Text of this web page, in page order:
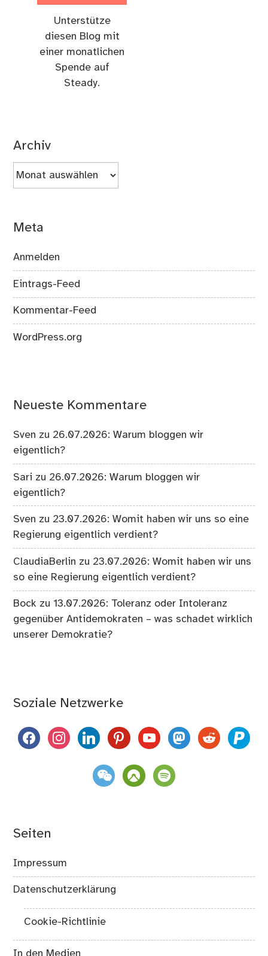
Unterstütze
diesen Blog mit
einer monatlichen
Spende auf
Steady.
Archiv
Archiv
Meta
Anmelden
Eintrags-Feed
Kommentar-Feed
WordPress.org
Neueste Kommentare
Sven zu 26.07.2026: Warum bloggen wir
eigentlich?
Sari zu 26.07.2026: Warum bloggen wir
eigentlich?
Sven zu 23.07.2026: Womit haben wir uns so eine
Regierung eigentlich verdient?
ClaudiaBerlin zu 23.07.2026: Womit haben wir uns
so eine Regierung eigentlich verdient?
Bock zu13.07.2026: Toleranz oder Intoleranz
gegenüber Antidemokraten – was schadet wirklich
unserer Demokratie?
Soziale Netzwerke
facebookinstagramlinkedinpinterestyoutubemastodon
reddit paypal
weixin komootspotify
Seiten
Impressum
Datenschutzerklärung
Cookie-Richtlinie
In den Medien